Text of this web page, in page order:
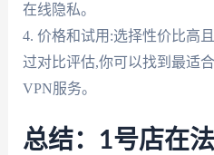
在线隐私。
4. 价格和试用:选择性价比高
过对比评估,你可以找到最适
VPN服务。
总结：1号店在